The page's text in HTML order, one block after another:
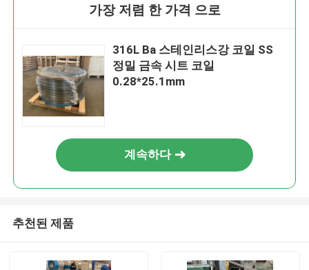
가장 저렴 한 가격 으로
316L Ba 스테인리스강 코일 SS
정밀 금속 시트 코일
0.28*25.1mm
계속하다
추천된 제품